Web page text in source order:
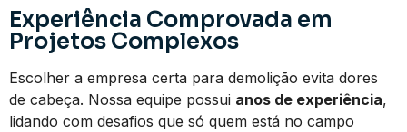
Experiência Comprovada em
Projetos Complexos
Escolher a empresa certa para demolição evita dores
de cabeça. Nossa equipe possui anos de experiência,
lidando com desafios que só quem está no campo